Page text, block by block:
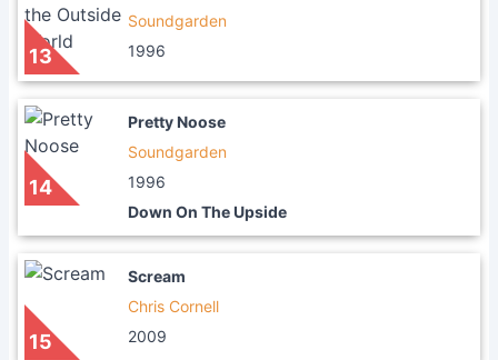
13
Soundgarden
1996
14
Pretty Noose
Soundgarden
1996
Down On The Upside
15
Scream
Chris Cornell
2009